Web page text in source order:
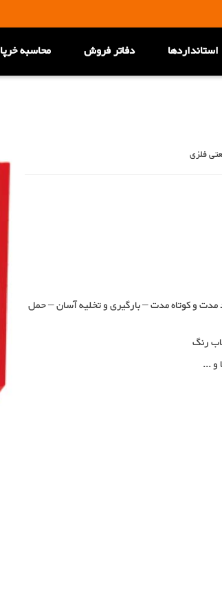
استانداردها دفاتر فروش محاسبه خرپا
فلزی
مدت و کوتاه مدت – بارگیری و تخلیه آسان – حمل
رنگ
و ...